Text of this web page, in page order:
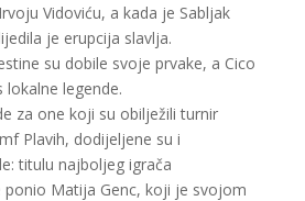
Vidoviću, a kada je Sabljak
je erupcija slavlja.
su dobile svoje prvake, a Cico
legende.
za one koji su obilježili turnir
Plavih, dodijeljene su i
titulu najboljeg igrača
ponio Matija Genc, koji je svojom